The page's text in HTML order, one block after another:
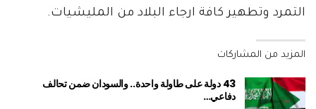
التمرد وتطهير كافة ارجاء البلاد من المليشيات.
المزيد من المشاركات
43 دولة على طاولة واحدة.. والسودان ضمن تحالف
دفاعي…